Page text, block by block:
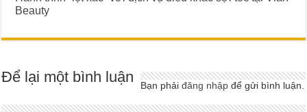
Beauty
Để lại một bình luận Bạn phảiđăng nhập để gửi bình luận.